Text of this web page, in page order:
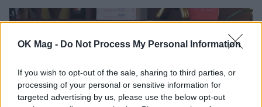
OK Mag - Do Not Process My Personal Information
If you wish to opt-out of the sale, sharing to third parties, or
processing of your personal or sensitive information for
targeted advertising by us, please use the below opt-out